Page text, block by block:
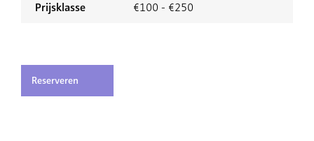
Prijsklasse €100 - €250
Reserveren